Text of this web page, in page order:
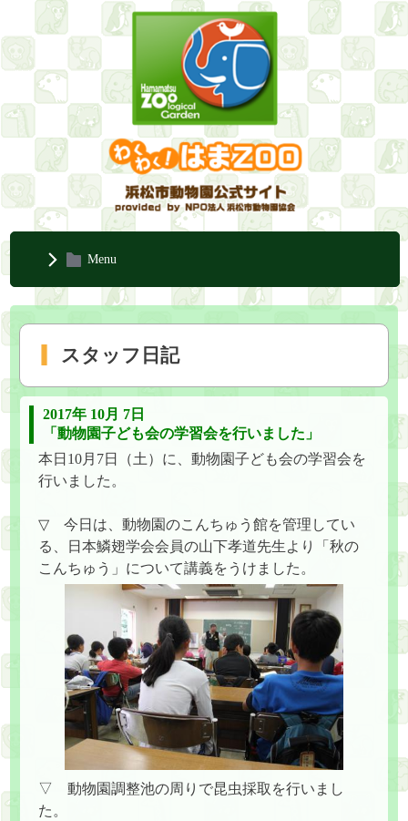
Menu
スタッフ日記
2017年 10月 7日
「動物園子ども会の学習会を行いました」
本日10月7日（土）に、動物園子ども会の学習会を
行いました。
▽ 今日は、動物園のこんちゅう館を管理してい
る、日本鱗翅学会会員の山下孝道先生より「秋の
こんちゅう」について講義をうけました。
▽ 動物園調整池の周りで昆虫採取を行いまし
た。